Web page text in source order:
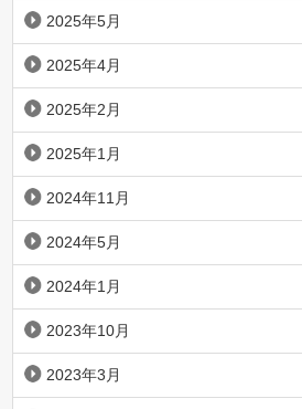
2025年5月
2025年4月
2025年2月
2025年1月
2024年11月
2024年5月
2024年1月
2023年10月
2023年3月